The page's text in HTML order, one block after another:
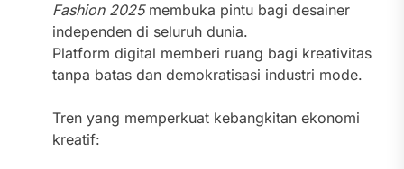
Fashion 2025membuka pintu bagi desainer
independen di seluruh dunia.
Platform digital memberi ruang bagi kreativitas
tanpa batas dan demokratisasi industri mode.
Tren yang memperkuat kebangkitan ekonomi
kreatif: